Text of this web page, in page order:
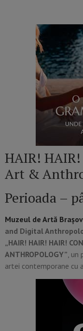
HAIR!
Art &
Perioada –
Muzeul de Artă Brașov
and Digital
„HAIR! HAIR! HAIR!
ANTHROPOLOGY”, un
artei contemporane cu